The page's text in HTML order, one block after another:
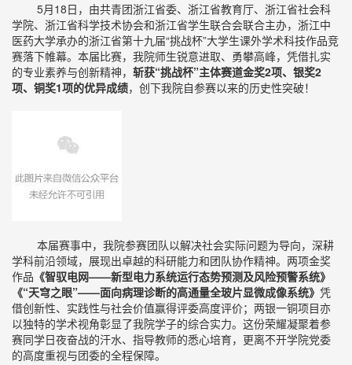
5月18日，由共青团浙江省委、浙江省教育厅、浙江省社会科
学院、浙江省科学技术协会和浙江省学生联合会联合主办，浙江中
医药大学承办的浙江省第十九届“挑战杯”大学生课外学术科技作品竞
赛落下帷幕。本届比赛，我院师生锐意进取、勇攀高峰，凭借扎实
的专业素养与创新精神， 斩获“挑战杯”主体赛道金奖2项、银奖2
项、铜奖1项的优异成绩，创下我院自参赛以来的历史性突破！
本届赛事中，我院参赛团队以解决社会实际问题为导向，深耕
学科前沿领域，展现出卓越的科研能力和团队协作精神。两项金奖
作品 《智驭电网——新型电力系统运行态势预测及风险预警系统》
《“天穹之眼”——面向病理诊断的高通量全玻片显微成像系统》 凭
借创新性、实践性与社会价值赢得评委高度评价；两银一铜项目亦
以独特的学术视角彰显了我院学子的综合实力。这份荣耀凝聚着参
赛同学日夜奋战的汗水、指导教师的悉心培育，更离不开学院党委
的高度重视与团委的全程保障。